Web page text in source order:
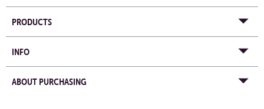
PRODUCTS
INFO
ABOUT PURCHASING